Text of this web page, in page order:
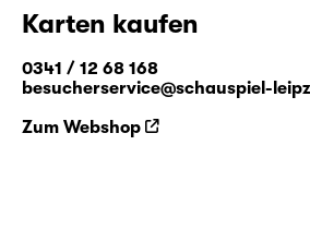
Karten kaufen
0341 / 12 68 168
besucherservice@schauspiel-
Zum Webshop